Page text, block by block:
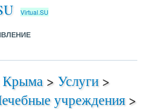
Virtual.SU
Крыма > Услуги >
учреждения >